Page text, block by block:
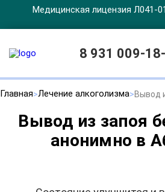
Медицинская лицензия Л041-
8 931 009-
Главная Лечение алкоголизма Вывод
Вывод из запоя
анонимно в